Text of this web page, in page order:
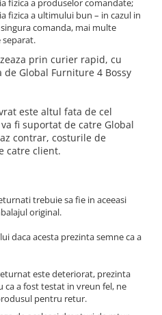
fizica a produselor comandate;
fizica a ultimului bun – in cazul in
comanda, mai multe
separat.
prin curier rapid, cu
Global Furniture 4 Bossy
este altul fata de cel
fi suportat de catre Global
contrar, costurile de
catre client.
trebuie sa fie in aceeasi
original.
daca acesta prezinta semne ca a
este deteriorat, prezinta
ca a fost testat in vreun fel, ne
pentru retur.